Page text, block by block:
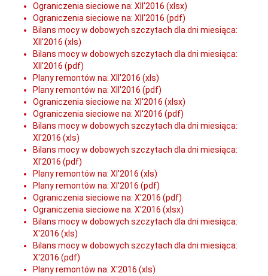
Ograniczenia sieciowe na: XII'2016 (xlsx)
Ograniczenia sieciowe na: XII'2016 (pdf)
Bilans mocy w dobowych szczytach dla dni miesiąca:
XII'2016 (xls)
Bilans mocy w dobowych szczytach dla dni miesiąca:
XII'2016 (pdf)
Plany remontów na: XII'2016 (xls)
Plany remontów na: XII'2016 (pdf)
Ograniczenia sieciowe na: XI'2016 (xlsx)
Ograniczenia sieciowe na: XI'2016 (pdf)
Bilans mocy w dobowych szczytach dla dni miesiąca:
XI'2016 (xls)
Bilans mocy w dobowych szczytach dla dni miesiąca:
XI'2016 (pdf)
Plany remontów na: XI'2016 (xls)
Plany remontów na: XI'2016 (pdf)
Ograniczenia sieciowe na: X'2016 (pdf)
Ograniczenia sieciowe na: X'2016 (xlsx)
Bilans mocy w dobowych szczytach dla dni miesiąca:
X'2016 (xls)
Bilans mocy w dobowych szczytach dla dni miesiąca:
X'2016 (pdf)
Plany remontów na: X'2016 (xls)